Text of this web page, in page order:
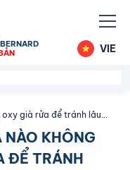
VIE
già rửa để tránh lâu
NÀO KHÔNG
ĐỂ TRÁNH